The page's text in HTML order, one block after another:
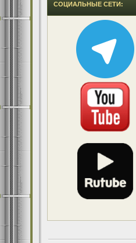
СОЦИАЛЬНЫЕ СЕТИ: